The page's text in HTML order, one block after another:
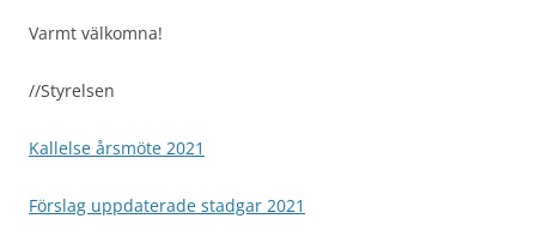
Varmt välkomna!
//Styrelsen
Kallelse årsmöte 2021
Förslag uppdaterade stadgar 2021